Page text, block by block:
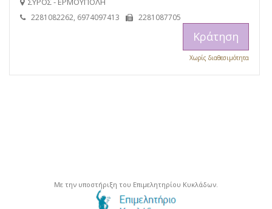
2281082262, 6974097413 2281087705
Κράτηση
Χωρίς διαθεσιμότητα
Με την υποστήριξη του Επιμελητηρίου Κυκλάδων.